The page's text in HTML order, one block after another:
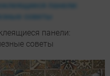
панели:
советы